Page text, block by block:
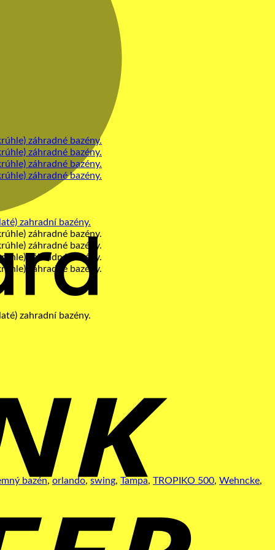
bazén, orlando, swing, Tampa, TROPIKO 500, Wehncke,